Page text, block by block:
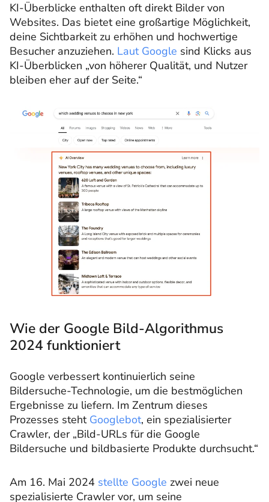
KI-Überblicke enthalten oft direkt Bilder von
Websites. Das bietet eine großartige Möglichkeit,
deine Sichtbarkeit zu erhöhen und hochwertige
Besucher anzuziehen. Laut Google sind Klicks aus
KI-Überblicken „von höherer Qualität, und Nutzer
bleiben eher auf der Seite.“
Wie der Google Bild-Algorithmus
2024 funktioniert
Google verbessert kontinuierlich seine
Bildersuche-Technologie, um die bestmöglichen
Ergebnisse zu liefern. Im Zentrum dieses
Prozesses steht Googlebot, ein spezialisierter
Crawler, der „Bild-URLs für die Google
Bildersuche und bildbasierte Produkte durchsucht.“
Am 16. Mai 2024 stellte Google zwei neue
spezialisierte Crawler vor, um seine